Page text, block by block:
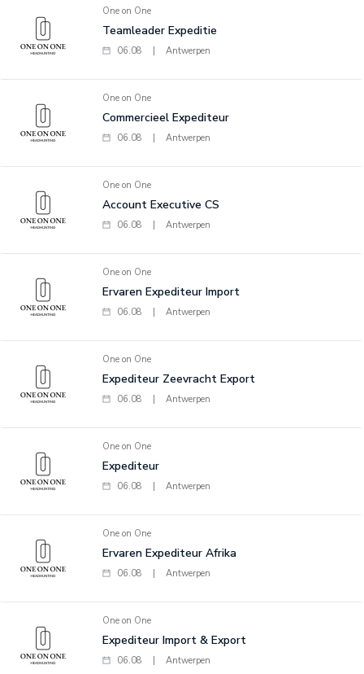
One on One
Teamleader Expeditie
06.08 Antwerpen
One on One
Commercieel Expediteur
06.08 Antwerpen
One on One
Account Executive CS
06.08 Antwerpen
One on One
Ervaren Expediteur Import
06.08 Antwerpen
One on One
Expediteur Zeevracht Export
06.08 Antwerpen
One on One
Expediteur
06.08 Antwerpen
One on One
Ervaren Expediteur Afrika
06.08 Antwerpen
One on One
Expediteur Import & Export
06.08 Antwerpen